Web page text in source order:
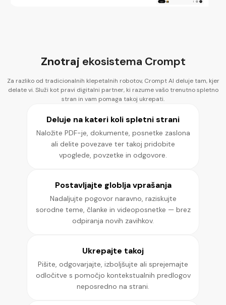
Znotraj ekosistema Crompt
Za razliko od tradicionalnih klepetalnih robotov, Crompt AI deluje tam, kjer
delate vi. Služi kot pravi digitalni partner, ki razume vašo trenutno spletno
stran in vam pomaga takoj ukrepati.
Deluje na kateri koli spletni strani
Naložite PDF-je, dokumente, posnetke zaslona
ali delite povezave ter takoj pridobite
vpoglede, povzetke in odgovore.
Postavljajte globlja vprašanja
Nadaljujte pogovor naravno, raziskujte
sorodne teme, članke in videoposnetke — brez
odpiranja novih zavihkov.
Ukrepajte takoj
Pišite, odgovarjajte, izboljšujte ali sprejemajte
odločitve s pomočjo kontekstualnih predlogov
neposredno na strani.